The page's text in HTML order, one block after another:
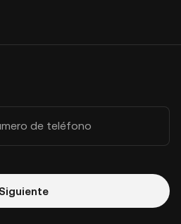
de teléfono
Siguiente